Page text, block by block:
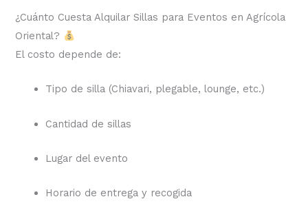
¿Cuánto Cuesta Alquilar Sillas para Eventos en Agrícola
Oriental?
El costo depende de:
Tipo de silla (Chiavari, plegable, lounge, etc.)
Cantidad de sillas
Lugar del evento
Horario de entrega y recogida